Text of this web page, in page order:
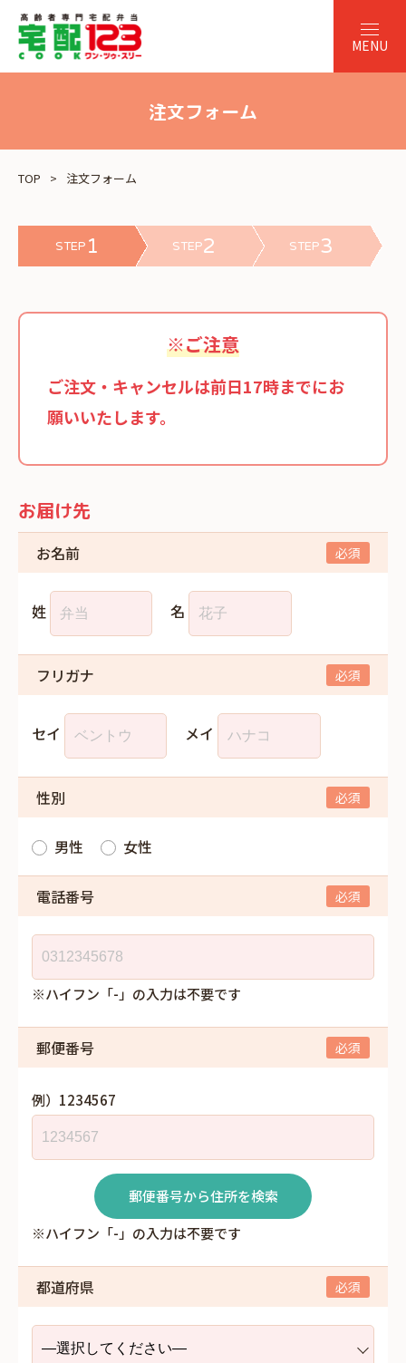
注文フォーム
TOP 注文フォーム
STEP 1 STEP2 STEP3
※ご注意
ご注文・キャンセルは前日17時までにお
願いいたします。
お届け先
お名前
姓 名
フリガナ
セイ メイ
性別
男性 女性
電話番号
※ハイフン「-」の入力は不要です
郵便番号
例）1234567
郵便番号から住所を検索
※ハイフン「-」の入力は不要です
都道府県